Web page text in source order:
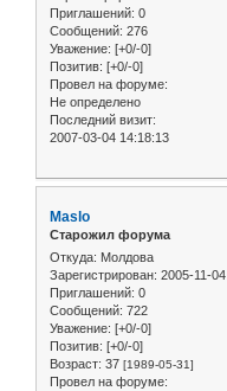
Приглашений: 0
Сообщений: 276
Уважение: [+0/-0]
Позитив: [+0/-0]
Провел на форуме:
Не определено
Последний визит:
2007-03-04 14:18:13
Maslo
Старожил форума
Откуда: Молдова
Зарегистрирован: 2005-11-04
Приглашений: 0
Сообщений: 722
Уважение: [+0/-0]
Позитив: [+0/-0]
Возраст: 37 [1989-05-31]
Провел на форуме: